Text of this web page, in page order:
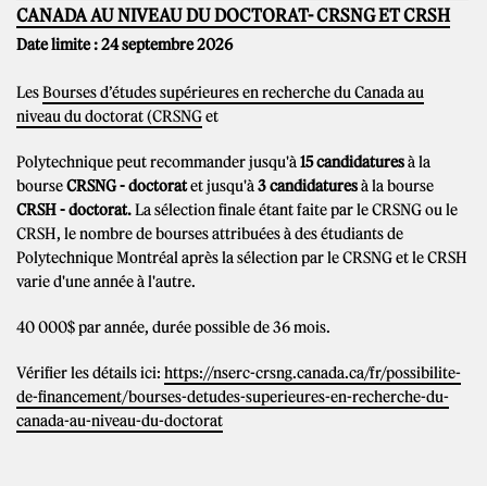
CANADA AU NIVEAU DU DOCTORAT- CRSNG ET CRSH
Date limite : 24 septembre 2026
LesBourses d’études supérieures en recherche du Canada au
niveau du doctorat (CRSNGet
Polytechnique peut recommander jusqu'à15 candidaturesà la
bourseCRSNG - doctoratet jusqu'à3 candidaturesà la bourse
CRSH - doctorat.La sélection finale étant faite par le CRSNG ou le
CRSH, le nombre de bourses attribuées à des étudiants de
Polytechnique Montréal après la sélection par le CRSNG et le CRSH
varie d'une année à l'autre.
40 000$ par année, durée possible de 36 mois.
Vérifier les détails ici: https://nserc-crsng.canada.ca/fr/possibilite-
de-financement/bourses-detudes-superieures-en-recherche-du-
canada-au-niveau-du-doctorat